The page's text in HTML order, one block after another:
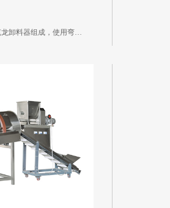
由不锈钢接料斗，输送料管，沙克龙卸料器组成，使用弯管链接管道...